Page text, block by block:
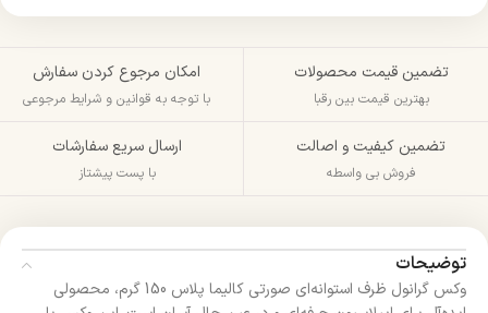
تضمین قیمت محصولات
بهترین قیمت بین رقبا
امکان مرجوع کردن سفارش
با توجه به قوانین و شرایط مرجوعی
تضمین کیفیت و اصالت
فروش بی واسطه
ارسال سریع سفارشات
با پست پیشتاز
توضیحات
وکس گرانول ظرف استوانه‌ای صورتی کالیما پلاس 150 گرم، محصولی